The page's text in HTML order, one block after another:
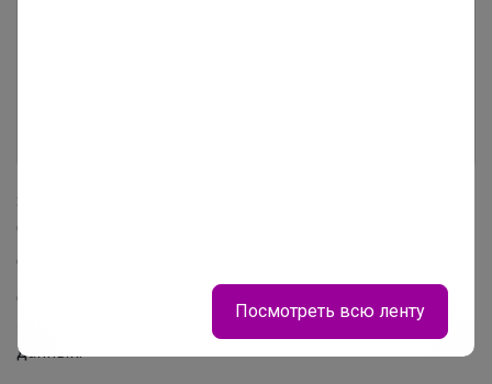
Заполните данную форму внимательно и подробно.
Обязательно укажите в примечании предпочтительный
день и ориентировочное время доставки.
Особое внимание уделите заполнению поля
«Информация об оплате». Используя полную запись
данных.
Посмотреть всю ленту